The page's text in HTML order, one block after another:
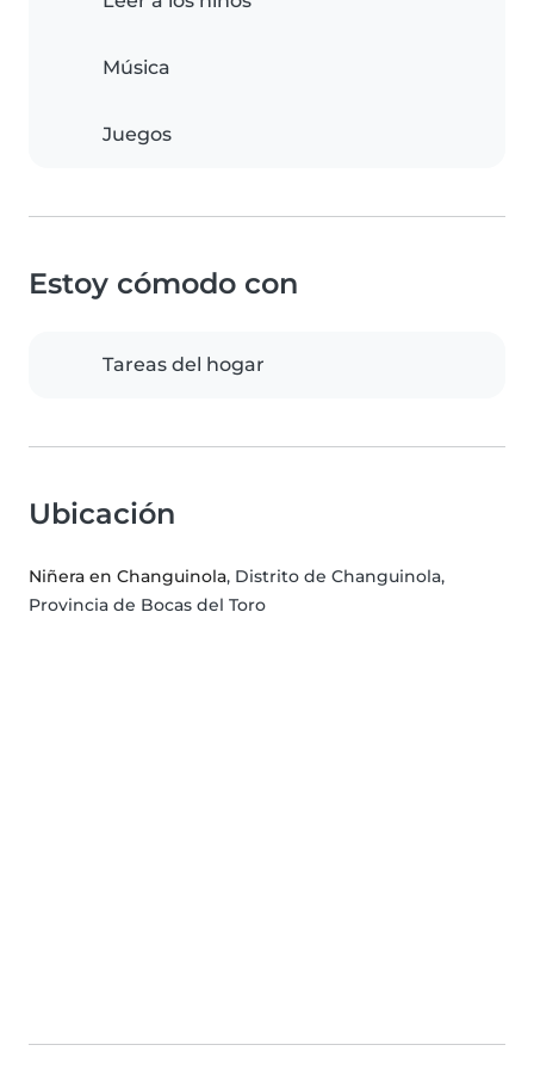
Música
Juegos
Estoy cómodo con
Tareas del hogar
Ubicación
Niñera en Changuinola, Distrito de Changuinola,
Provincia de Bocas del Toro